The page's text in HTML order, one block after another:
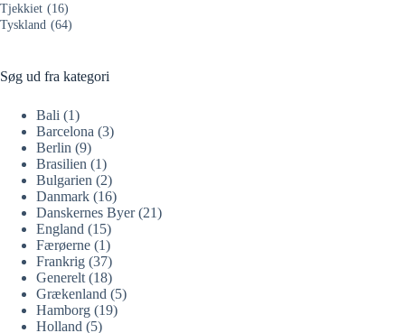
Tjekkiet (16)
Tyskland (64)
Søg ud fra kategori
Bali (1)
Barcelona (3)
Berlin (9)
Brasilien (1)
Bulgarien (2)
Danmark (16)
Danskernes Byer(21)
England (15)
Færøerne (1)
Frankrig (37)
Generelt (18)
Grækenland (5)
Hamborg (19)
Holland (5)